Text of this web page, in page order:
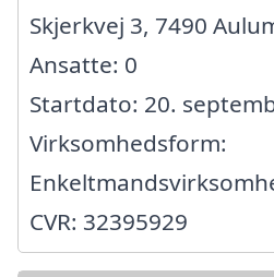
Skjerkvej 3, 7490
Ansatte: 0
Startdato: 20.
Virksomhedsform:
CVR: 32395929